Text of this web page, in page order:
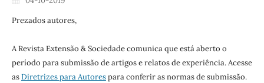
Prezados autores,
A Revista Extensão & Sociedade comunica que está aberto o
período para submissão de artigos e relatos de experiência. Acesse
asDiretrizes para Autorespara conferir as normas de submissão.